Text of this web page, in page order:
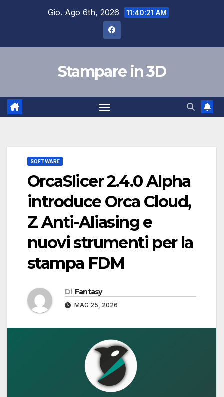
Gio. Ago 6th, 2026 11:40:22 AM
Stampare in 3D
SOFTWARE
OrcaSlicer 2.4.0 Alpha
introduce Orca Cloud,
Z Anti-Aliasing e
nuovi strumenti per la
stampa FDM
Di Fantasy
MAG 25, 2026